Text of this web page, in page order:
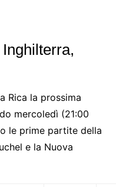
Rica la prossima
mercoledì (21:00
le prime partite della
e la Nuova